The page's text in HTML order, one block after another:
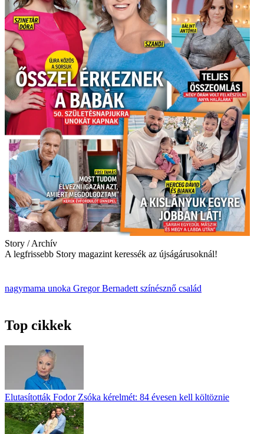
Story / Archív
A legfrissebb Story magazint keressék az újságárusoknál!
nagymama unoka Gregor Bernadett színésznő család
Top cikkek
Elutasították Fodor Zsóka kérelmét: 84 évesen kell költöznie